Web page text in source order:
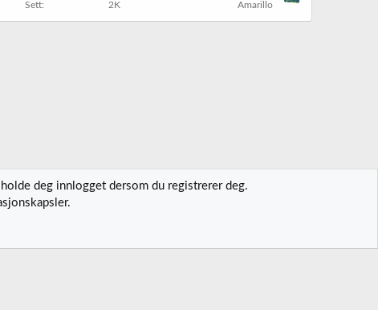
Sett 2K Amarillo
oss Vilkår og regler
deg innlogget dersom du registrerer deg.